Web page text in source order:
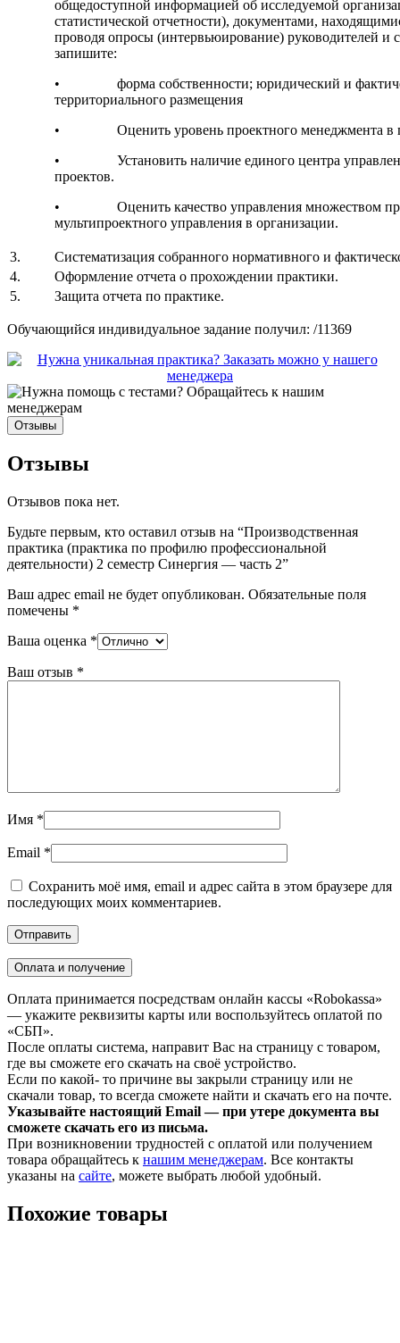
общедоступной информацией об исследуемой
статистической отчетности), документами,
проводя опросы (интервьюирование) руководителей и
запишите:
• форма собственности; юридический и
территориального размещения
• Оценить уровень проектного менеджмента в
• Установить наличие единого центра
проектов.
• Оценить качество управления множеством
мультипроектного управления в организации.
3.
Систематизация собранного нормативного и
4.
Оформление отчета о прохождении практики.
5.
Защита отчета по практике.
Обучающийся индивидуальное задание получил: /11369
Отзывы
Отзывы
Отзывов пока нет.
Будьте первым, кто оставил отзыв на “Производственная
практика (практика по профилю профессиональной
деятельности) 2 семестр Синергия — часть 2”
Ваш адрес email не будет опубликован. Обязательные поля
помечены *
Ваша оценка *
Ваш отзыв *
Имя *
Email *
Сохранить моё имя, email и адрес сайта в этом браузере для
последующих моих комментариев.
Оплата и получение
Оплата принимается посредствам онлайн кассы «Robokassa»
— укажите реквизиты карты или воспользуйтесь оплатой по
«СБП».
После оплаты система, направит Вас на страницу с товаром,
где вы сможете его скачать на своё устройство.
Если по какой- то причине вы закрыли страницу или не
скачали товар, то всегда сможете найти и скачать его на почте.
Указывайте настоящий Email — при утере документа вы
сможете скачать его из письма.
При возникновении трудностей с оплатой или получением
товара обращайтесь к нашим менеджерам. Все контакты
указаны на сайте, можете выбрать любой удобный.
Похожие товары